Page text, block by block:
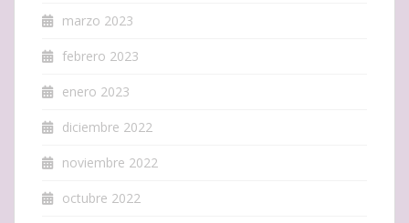
marzo 2023
febrero 2023
enero 2023
diciembre 2022
noviembre 2022
octubre 2022